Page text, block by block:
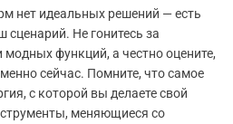
нет идеальных решений — есть
Не гонитесь за
функций, а честно оцените,
сейчас. Помните, что самое
с которой вы делаете свой
меняющиеся со